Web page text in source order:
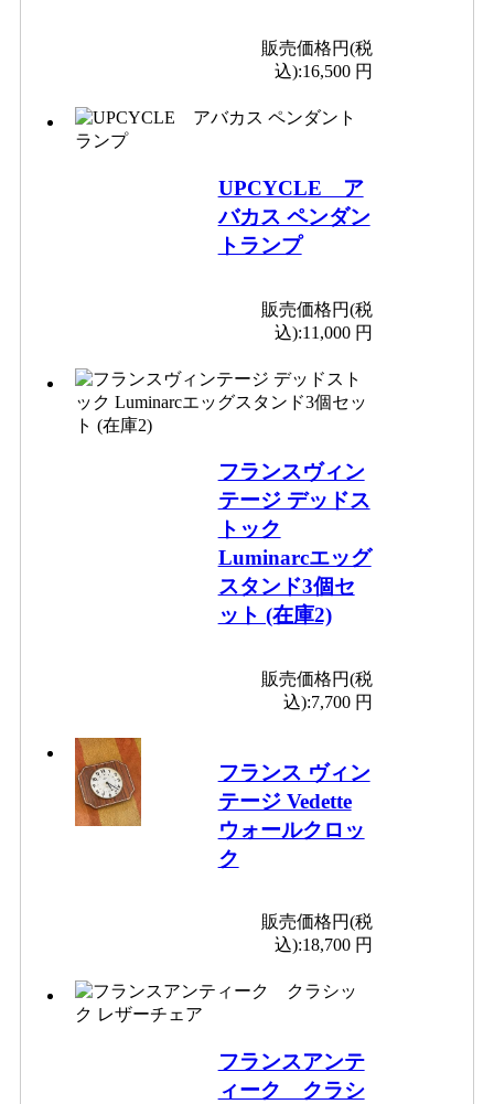
販売価格円(税
込):16,500 円
UPCYCLE ア
バカス ペンダン
トランプ
販売価格円(税
込):11,000 円
フランスヴィン
テージ デッドス
トック
Luminarcエッグ
スタンド3個セ
ット (在庫2)
販売価格円(税
込):7,700 円
フランス ヴィン
テージ Vedette
ウォールクロッ
ク
販売価格円(税
込):18,700 円
フランスアンテ
ィーク クラシ